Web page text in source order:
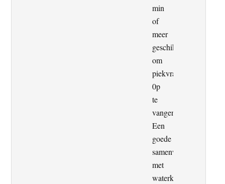
min
of
meer
geschikt
om
piekvraag
0p
te
vangen.
Een
goede
samenwerking
met
waterkrachtcentrales